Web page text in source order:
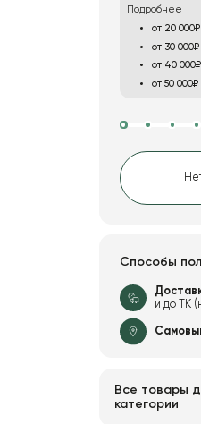
Подробнее
от 20
от 30
от 40
от 50
Способы
и до ТК
Все товары
категории